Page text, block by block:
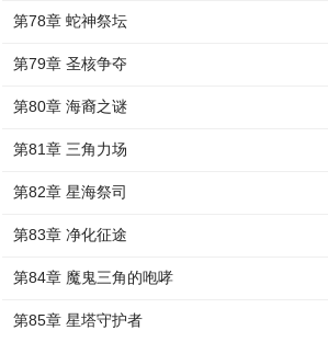
第78章 蛇神祭坛
第79章 圣核争夺
第80章 海裔之谜
第81章 三角力场
第82章 星海祭司
第83章 净化征途
第84章 魔鬼三角的咆哮
第85章 星塔守护者